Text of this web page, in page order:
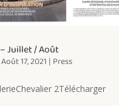
Juillet / Août
Août 17, 2021 | Press
2Télécharger